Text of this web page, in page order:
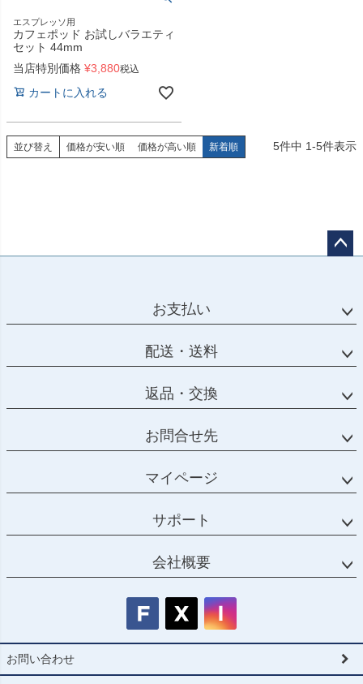
エスプレッソ用
カフェポッド お試しバラエティ
セット 44mm
当店特別価格 ¥3,880税込
カートに入れる
並び替え 価格が安い順 価格が高い順 新着順 5件中 1-5件表示
お支払い
配送・送料
返品・交換
お問合せ先
マイページ
サポート
会社概要
お問い合わせ